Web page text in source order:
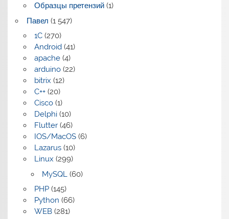
Образцы претензий(1)
Павел (1 547)
1C(270)
Android(41)
apache(4)
arduino(22)
bitrix (12)
C++(20)
Cisco(1)
Delphi(10)
Flutter(46)
IOS/MacOS(6)
Lazarus(10)
Linux (299)
MySQL(60)
PHP(145)
Python (66)
WEB(281)